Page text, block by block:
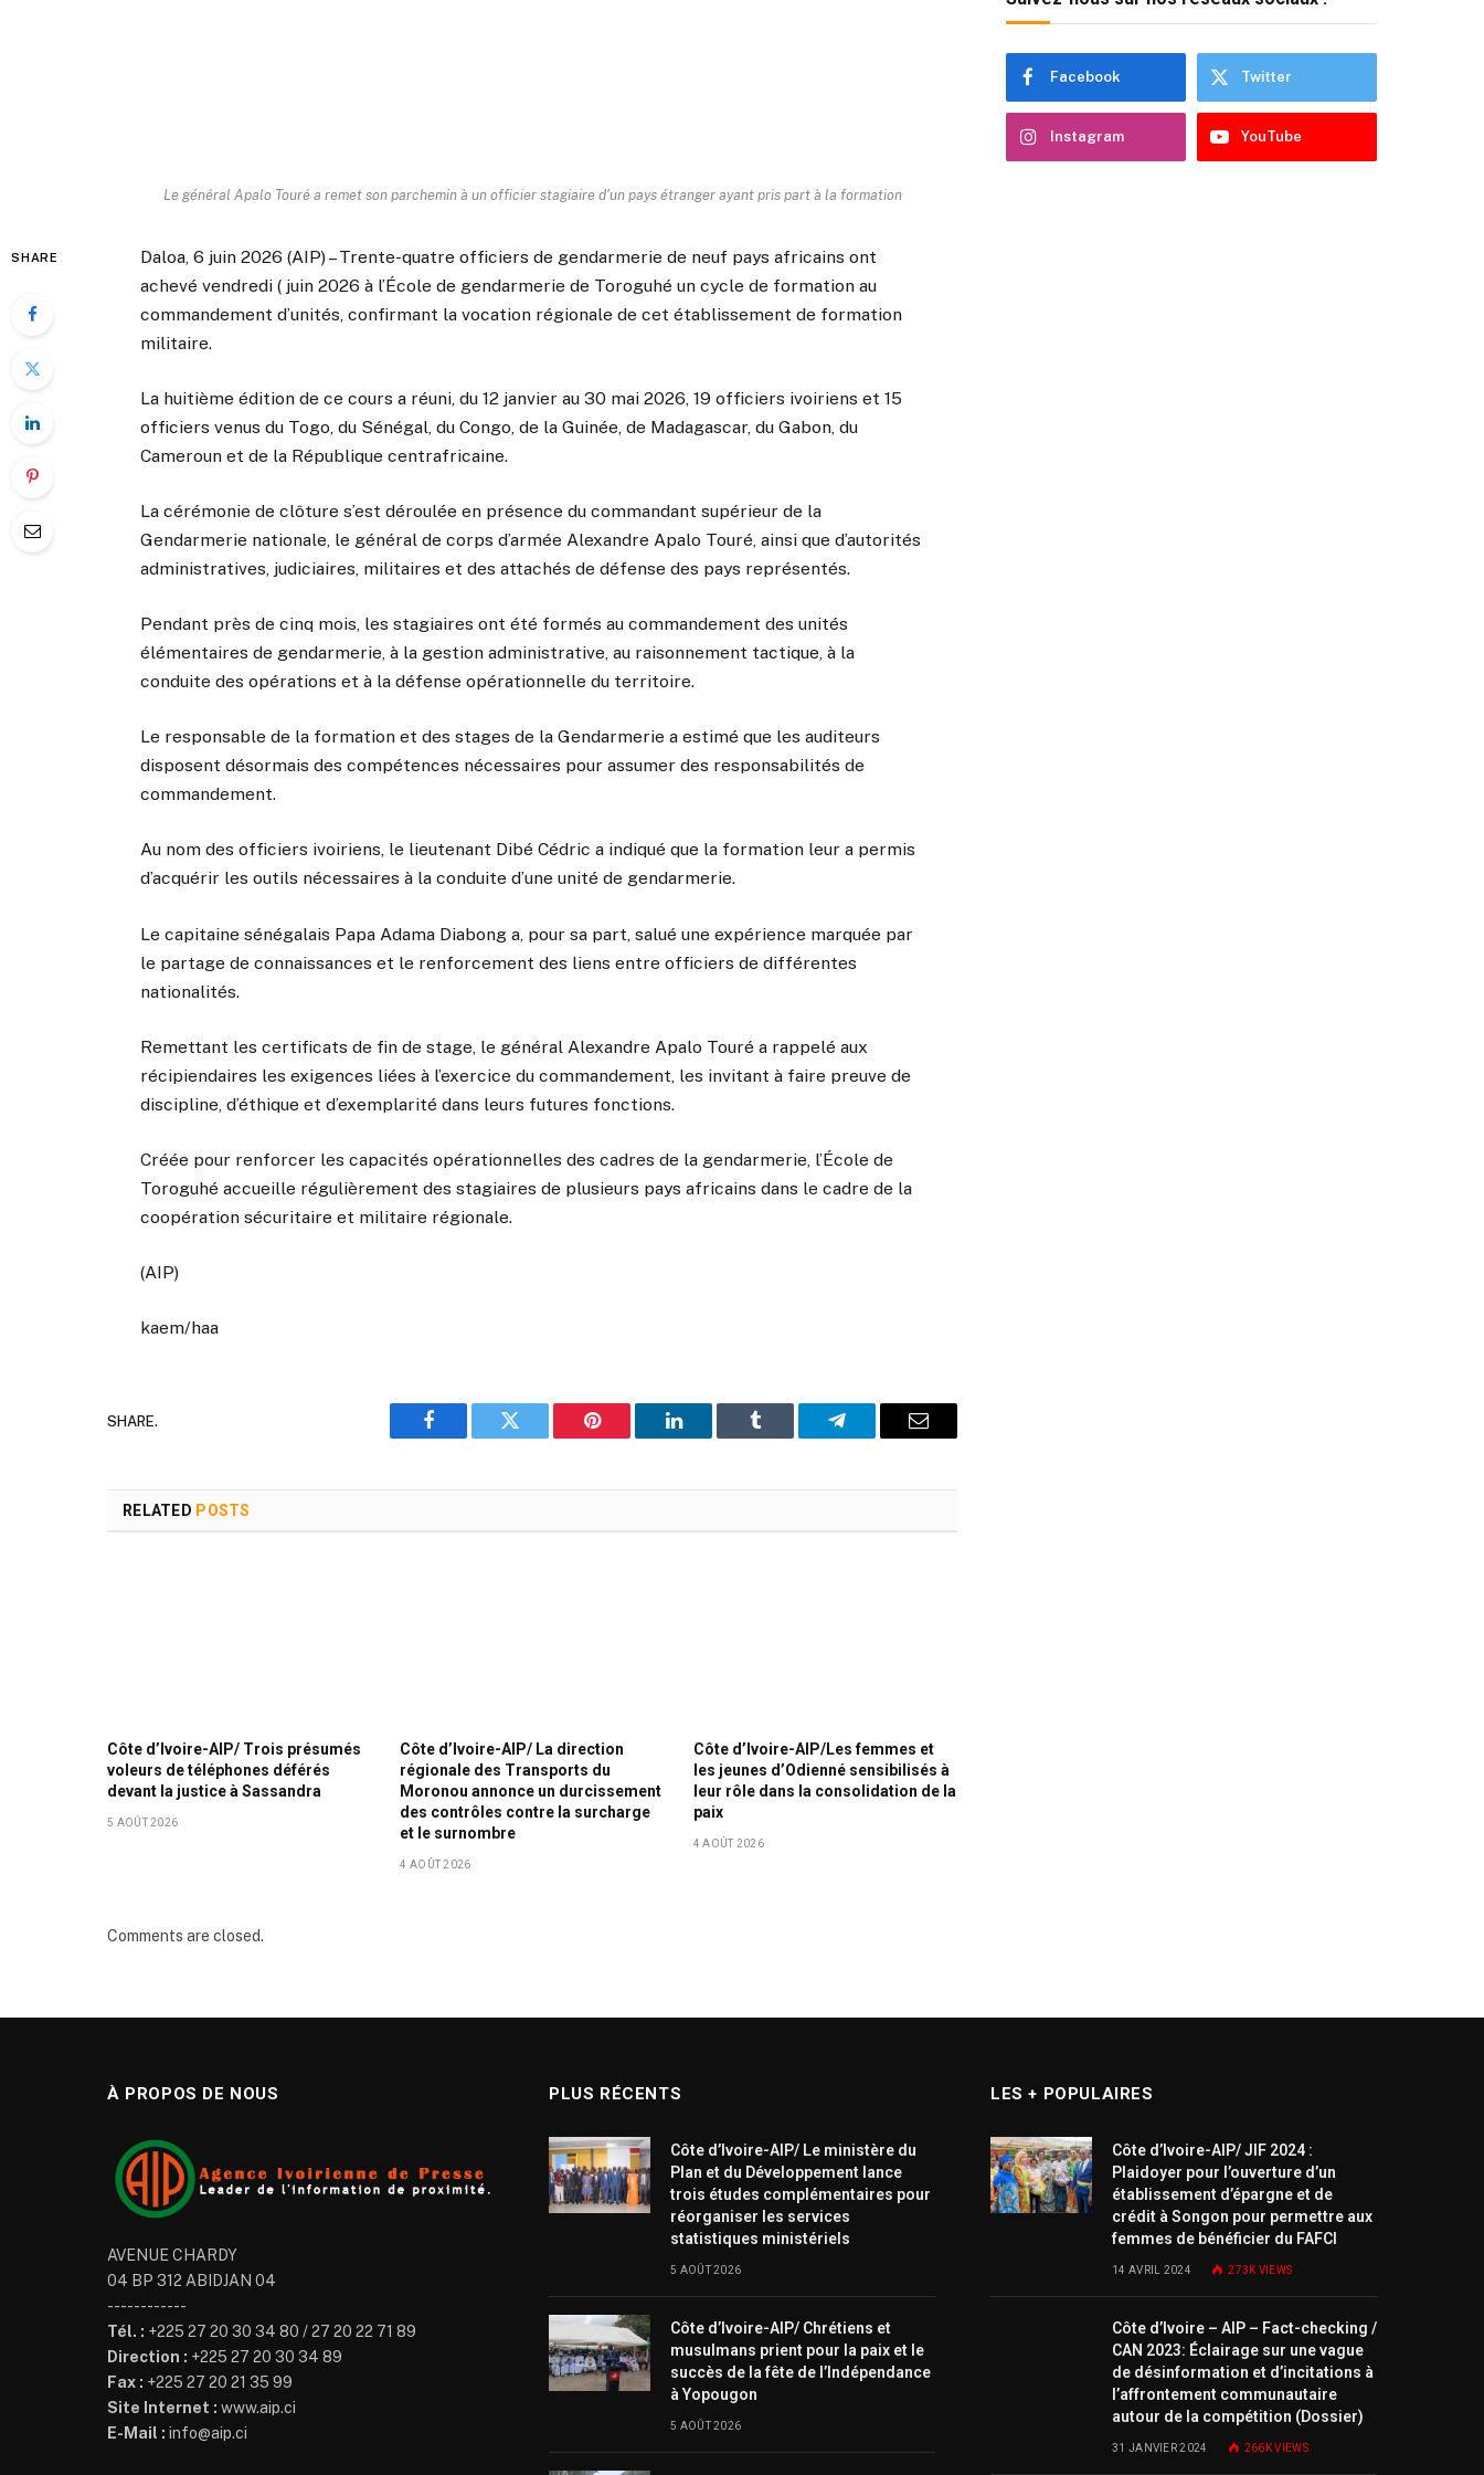
Le général Apalo Touré a remet son parchemin à un officier stagiaire d'un pays étranger ayant pris part à la formation
SHARE
Daloa, 6 juin 2026 (AIP) – Trente-quatre officiers de gendarmerie de neuf pays africains ont
achevé vendredi ( juin 2026 à l’École de gendarmerie de Toroguhé un cycle de formation au
commandement d’unités, confirmant la vocation régionale de cet établissement de formation
militaire.
La huitième édition de ce cours a réuni, du 12 janvier au 30 mai 2026, 19 officiers ivoiriens et 15
officiers venus du Togo, du Sénégal, du Congo, de la Guinée, de Madagascar, du Gabon, du
Cameroun et de la République centrafricaine.
La cérémonie de clôture s’est déroulée en présence du commandant supérieur de la
Gendarmerie nationale, le général de corps d’armée Alexandre Apalo Touré, ainsi que d’autorités
administratives, judiciaires, militaires et des attachés de défense des pays représentés.
Pendant près de cinq mois, les stagiaires ont été formés au commandement des unités
élémentaires de gendarmerie, à la gestion administrative, au raisonnement tactique, à la
conduite des opérations et à la défense opérationnelle du territoire.
Le responsable de la formation et des stages de la Gendarmerie a estimé que les auditeurs
disposent désormais des compétences nécessaires pour assumer des responsabilités de
commandement.
Au nom des officiers ivoiriens, le lieutenant Dibé Cédric a indiqué que la formation leur a permis
d’acquérir les outils nécessaires à la conduite d’une unité de gendarmerie.
Le capitaine sénégalais Papa Adama Diabong a, pour sa part, salué une expérience marquée par
le partage de connaissances et le renforcement des liens entre officiers de différentes
nationalités.
Remettant les certificats de fin de stage, le général Alexandre Apalo Touré a rappelé aux
récipiendaires les exigences liées à l’exercice du commandement, les invitant à faire preuve de
discipline, d’éthique et d’exemplarité dans leurs futures fonctions.
Créée pour renforcer les capacités opérationnelles des cadres de la gendarmerie, l’École de
Toroguhé accueille régulièrement des stagiaires de plusieurs pays africains dans le cadre de la
coopération sécuritaire et militaire régionale.
(AIP)
kaem/haa
SHARE.
Facebook Twitter Pinterest LinkedIn Tumblr Telegram Email
RELATED POSTS
Côte d’Ivoire-AIP/ Trois présumés
voleurs de téléphones déférés
devant la justice à Sassandra
5 AOÛT 2026
Côte d’Ivoire-AIP/ La direction
régionale des Transports du
Moronou annonce un durcissement
des contrôles contre la surcharge
et le surnombre
4 AOÛT 2026
Côte d’Ivoire-AIP/Les femmes et
les jeunes d’Odienné sensibilisés à
leur rôle dans la consolidation de la
paix
4 AOÛT 2026
Comments are closed.
Facebook Twitter
Instagram YouTube
À PROPOS DE NOUS
AVENUE CHARDY
04 BP 312 ABIDJAN 04
------------
Tél. : +225 27 20 30 34 80 / 27 20 22 71 89
Direction : +225 27 20 30 34 89
Fax : +225 27 20 21 35 99
Site Internet : www.aip.ci
E-Mail : info@aip.ci
PLUS RÉCENTS
Côte d’Ivoire-AIP/ Le ministère du
Plan et du Développement lance
trois études complémentaires pour
réorganiser les services
statistiques ministériels
5 AOÛT 2026
Côte d’Ivoire-AIP/ Chrétiens et
musulmans prient pour la paix et le
succès de la fête de l’Indépendance
à Yopougon
5 AOÛT 2026
LES + POPULAIRES
Côte d’Ivoire-AIP/ JIF 2024 :
Plaidoyer pour l’ouverture d’un
établissement d’épargne et de
crédit à Songon pour permettre aux
femmes de bénéficier du FAFCI
14 AVRIL 2024 273K VIEWS
Côte d’Ivoire – AIP – Fact-checking /
CAN 2023: Éclairage sur une vague
de désinformation et d’incitations à
l’affrontement communautaire
autour de la compétition (Dossier)
31 JANVIER 2024 266KVIEWS